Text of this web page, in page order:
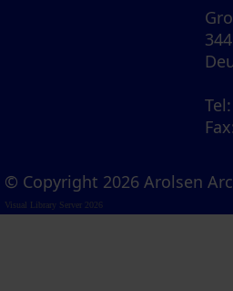
Tel
Fax
© Copyright 2026 Arolsen
Visual Library Server 2026